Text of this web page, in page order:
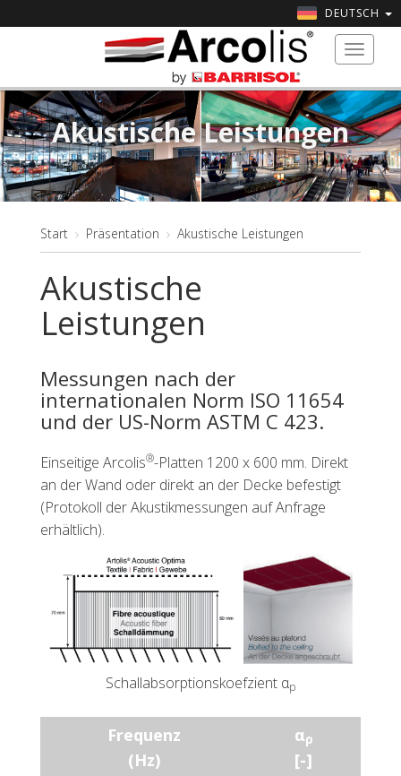
DEUTSCH
Toggle
Akustische Leistungen
Start Präsentation Akustische Leistungen
Akustische
Leistungen
Messungen nach der
internationalen Norm ISO 11654
und der US-Norm ASTM C 423.
Einseitige Arcolis®-Platten 1200 x 600 mm. Direkt
an der Wand oder direkt an der Decke befestigt
(Protokoll der Akustikmessungen auf Anfrage
erhältlich).
Schallabsorptionskoefzient αp
Frequenz
(Hz)
αρ
[-]